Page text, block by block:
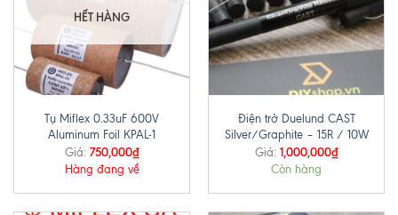
HẾT HÀNG
Tụ Miflex 0.33uF 600V
Aluminum Foil KPAL-1
Giá: 750,000₫
Hàng đang về
Điện trở Duelund CAST
Silver/Graphite – 15R / 10W
Giá: 1,000,000₫
Còn hàng